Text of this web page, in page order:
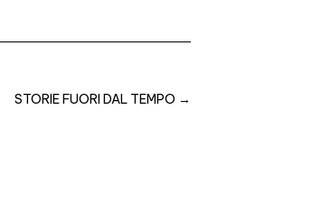
STORIE FUORI DAL TEMPO →